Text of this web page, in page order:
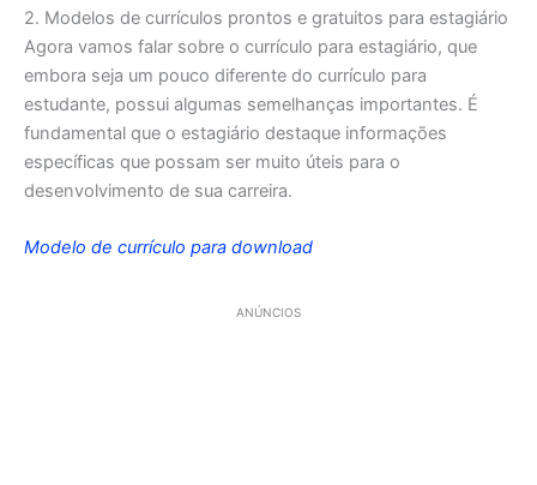
2. Modelos de currículos prontos e gratuitos para estagiário
Agora vamos falar sobre o currículo para estagiário, que
embora seja um pouco diferente do currículo para
estudante, possui algumas semelhanças importantes. É
fundamental que o estagiário destaque informações
específicas que possam ser muito úteis para o
desenvolvimento de sua carreira.
Modelo de currículo para download
ANÚNCIOS